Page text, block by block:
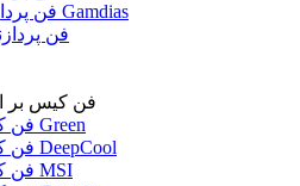
فن پردازنده Gamdias
فن
فن کیس بر
فن کیس Green
فن کیس DeepCool
فن کیس MSI